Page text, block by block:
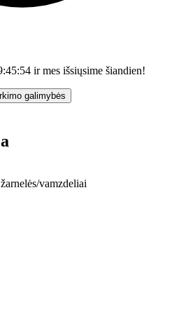
ir mes išsiųsime šiandien!
galimybės
vamzdeliai